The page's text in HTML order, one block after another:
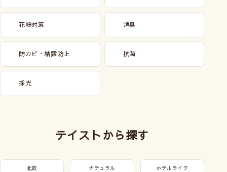
花粉対策 消臭
防カビ・結露防止 抗菌
採光
テイストから探す
北欧 ナチュラル ホテルライク